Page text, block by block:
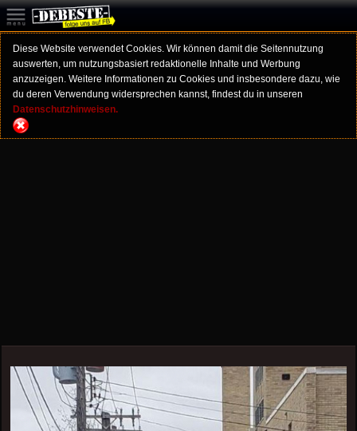
Diese Website verwendet Cookies. Wir können damit die Seitennutzung
auswerten, um nutzungsbasiert redaktionelle Inhalte und Werbung
anzuzeigen. Weitere Informationen zu Cookies und insbesondere dazu, wie
du deren Verwendung widersprechen kannst, findest du in unseren
Datenschutzhinweisen.